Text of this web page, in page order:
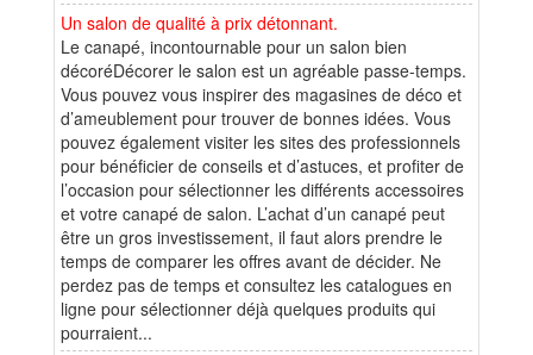
Un salon de qualité à prix détonnant.
Le canapé, incontournable pour un salon bien
décoréDécorer le salon est un agréable passe-temps.
Vous pouvez vous inspirer des magasines de déco et
d’ameublement pour trouver de bonnes idées. Vous
pouvez également visiter les sites des professionnels
pour bénéficier de conseils et d’astuces, et profiter de
l’occasion pour sélectionner les différents accessoires
et votre canapé de salon. L’achat d’un canapé peut
être un gros investissement, il faut alors prendre le
temps de comparer les offres avant de décider. Ne
perdez pas de temps et consultez les catalogues en
ligne pour sélectionner déjà quelques produits qui
pourraient...